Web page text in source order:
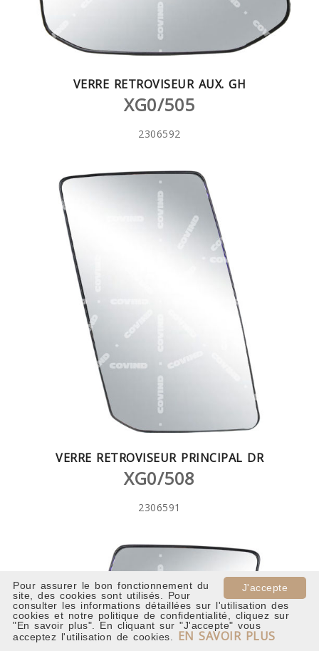
VERRE RETROVISEUR AUX. GH
XG0/505
2306592
VERRE RETROVISEUR PRINCIPAL DR
XG0/508
2306591
J'accepte
Pour assurer le bon fonctionnement du
site, des cookies sont utilisés. Pour
consulter les informations détaillées sur l'utilisation des
cookies et notre politique de confidentialité, cliquez sur
"En savoir plus". En cliquant sur "J'accepte" vous
acceptez l'utilisation de cookies. EN SAVOIR PLUS